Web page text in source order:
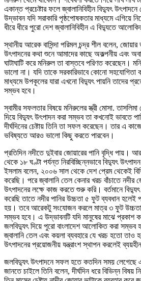
একান্ত প্রচেষ্টার ফলে জ্বালানিবিহীন বিদ্যুৎ
উদ্ভাবন যদি সরাকারি পৃষ্ঠপোষকতার মাধ্যমে এগিয়ে
ধীরে ধীরে পুরো দেশ জ্বালানিবিহীন এ বিদ্যুতে
স্থানীয় আরেক বাসিন্দা পরিমল চন্দ্র শীল বলেন, জোয়ার
উৎপাদনের কথা শুনে আমাদের কাছে অকল্পনীয় এবং
ঘাটাঘাটি করে মনিরুল তা বাস্তবে পরিণত করেছেন।
ভালো না। যদি তাকে সরকারিভাবে কোনো সহযোগিতা
মাধ্যমে উপকূলের যারা এখনো বিদ্যুৎ পায়নি তাদের
সম্ভব হবে।
স্বামীর সফলতার বিষয়ে মনিরুলের স্ত্রী মোসা.
দিয়ে বিদ্যুৎ উৎপাদন করা সম্ভব তা কখনোই ভাবতে
দীর্ঘদিনের চেষ্টায় তিনি তা সফল করেছেন। তার এ
ভবিষ্যতে আরও ভালো কিছু করতে পারবেন।
প্রতিদিন নদীতে দুইবার জোয়ারের পানি বৃদ্ধি পায়।
থেকে ১৮ ঘণ্টা পর্যন্ত নিরবিচ্ছিন্নভাবে বিদ্যুৎ
ইসলাম বলেন, ২০০৬ সাল থেকে দেশ প্রেম থেকেই
করেছি। পরে জ্বালানি তেল কেনার খরচ বাঁচাতে নদীর
উৎপাদনের লক্ষে কাজ করতে শুরু করি। বর্তমানে বিদ্যুৎ
করেছি তাতে নদীর পানির উচ্চতা ৫ ফুট ব্যবধান হলেই
হয়। তবে আরেকটু সংযোজন করলে মাত্র ৩ ফুট
সম্ভব হবে। এ উদ্ভাবনটি যদি মানুষের মাঝে প্রকাশ
জলবিদ্যুৎ দিয়ে পুরো বাংলাদেশ আলোকিত করা সম্ভব
জ্বালানি তেল এবং কয়লা ব্যবহারে যে খরচ হতো তাও
উৎপাদনের প্রয়োজনীয় যন্ত্রাংশ স্থাপন করলেই
জলবিদ্যুৎ উৎপাদনে সফল হতে কতদিন সময় লেগেছে
জানতে চাইলে তিনি বলেন, দীর্ঘদিন ধরে বিভিন্ন বিষয়